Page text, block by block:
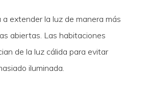
a extender la luz de manera más
abiertas. Las habitaciones
de la luz cálida para evitar
iluminada.